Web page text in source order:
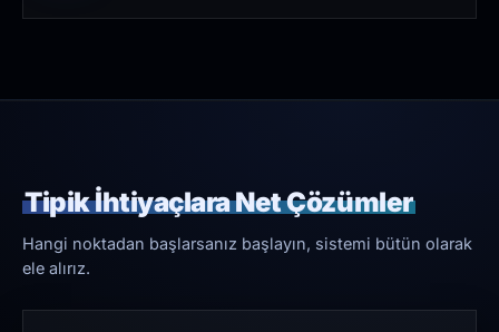
Tipik İhtiyaçlara Net Çözümler
Hangi noktadan başlarsanız başlayın, sistemi bütün olarak
ele alırız.